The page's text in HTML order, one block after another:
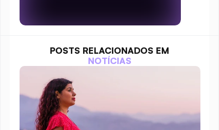
POSTS RELACIONADOS EM
NOTÍCIAS